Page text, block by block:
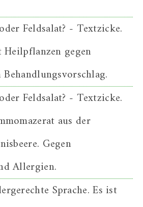
Feldsalat? - Textzicke.
gegen
Feldsalat? - Textzicke.
aus der
Gegen
Allergien.
Sprache. Es ist